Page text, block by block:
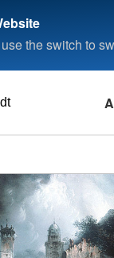
the switch to